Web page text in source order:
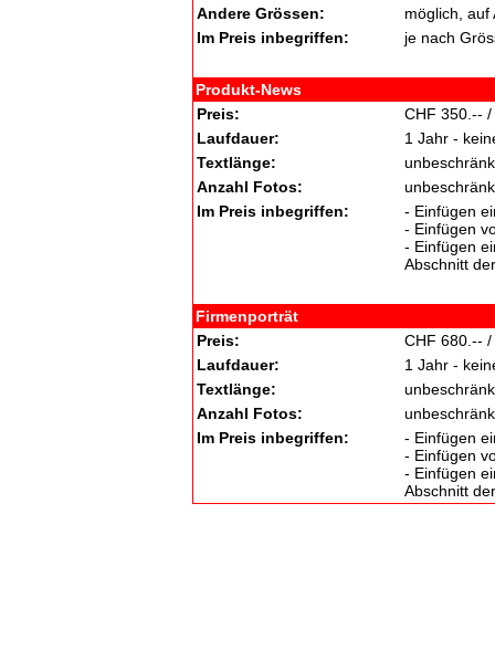
Andere Grössen:
möglich, auf
Im Preis inbegriffen:
je nach
Produkt-News
Preis:
CHF 350.--
Laufdauer:
1 Jahr -
Textlänge:
Anzahl Fotos:
Im Preis inbegriffen:
- Einfügen
- Einfügen
- Einfügen
Abschnitt
Firmenporträt
Preis:
CHF 680.--
Laufdauer:
1 Jahr -
Textlänge:
Anzahl Fotos:
Im Preis inbegriffen:
- Einfügen
- Einfügen
- Einfügen
Abschnitt